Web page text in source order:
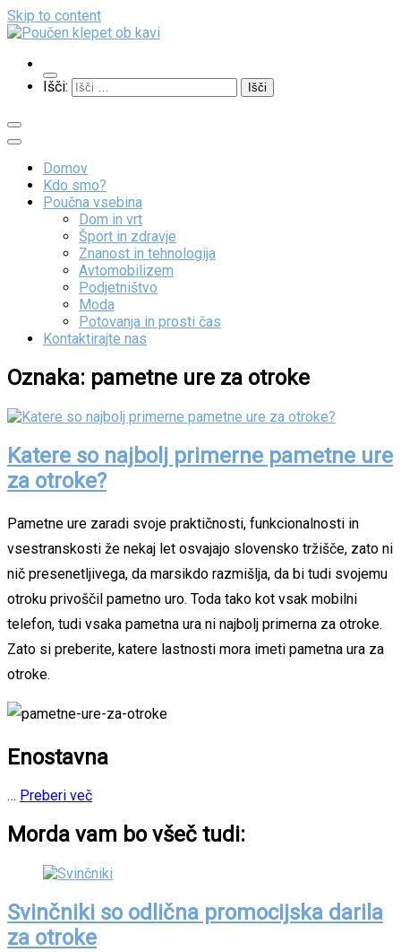
Skip to content
Poučen klepet ob kavi
Veliko zanimivih vsebin
Išči:
Domov
Kdo smo?
Poučna vsebina
Dom in vrt
Šport in zdravje
Znanost in tehnologija
Avtomobilizem
Podjetništvo
Moda
Potovanja in prosti čas
Kontaktirajte nas
Oznaka: pametne ure za otroke
Katere so najbolj primerne pametne ure
za otroke?
Pametne ure zaradi svoje praktičnosti, funkcionalnosti in
vsestranskosti že nekaj let osvajajo slovensko tržišče, zato ni
nič presenetljivega, da marsikdo razmišlja, da bi tudi svojemu
otroku privoščil pametno uro. Toda tako kot vsak mobilni
telefon, tudi vsaka pametna ura ni najbolj primerna za otroke.
Zato si preberite, katere lastnosti mora imeti pametna ura za
otroke.
Enostavna
… Preberi več
Morda vam bo všeč tudi:
Svinčniki so odlična promocijska darila
za otroke